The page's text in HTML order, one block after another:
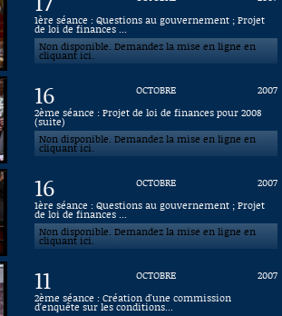
Évènements
Connaissance, Histoire
1ère séance : Questions au gouvernement ; Projet
de loi de finances ...
Non disponible. Demandez la mise en ligne en
cliquant ici.
16 OCTOBRE
2007
2ème séance : Projet de loi de finances pour 2008
(suite)
Non disponible. Demandez la mise en ligne en
cliquant ici.
16 OCTOBRE
2007
1ère séance : Questions au gouvernement ; Projet
de loi de finances ...
Non disponible. Demandez la mise en ligne en
cliquant ici.
11 OCTOBRE
2007
2ème séance : Création d'une commission
d'enquête sur les conditions...